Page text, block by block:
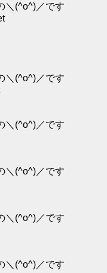
＼(^o^)／です
＼(^o^)／です
＼(^o^)／です
＼(^o^)／です
＼(^o^)／です
＼(^o^)／です